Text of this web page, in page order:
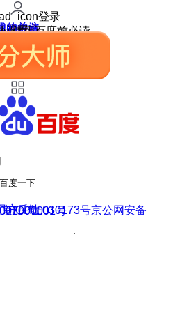
登录
的关注
的收藏
肤中心
户反馈
设置
使用百度前必读
百度一下
户反馈
ICP证030173号
11000002000001号